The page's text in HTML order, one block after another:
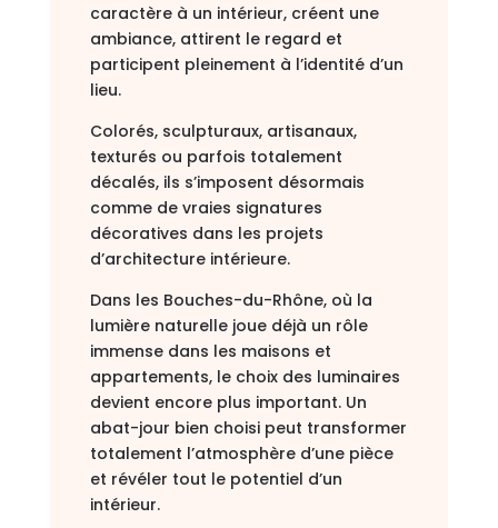
caractère à un intérieur, créent une
ambiance, attirent le regard et
participent pleinement à l’identité d’un
lieu.
Colorés, sculpturaux, artisanaux,
texturés ou parfois totalement
décalés, ils s’imposent désormais
comme de vraies signatures
décoratives dans les projets
d’architecture intérieure.
Dans les Bouches-du-Rhône, où la
lumière naturelle joue déjà un rôle
immense dans les maisons et
appartements, le choix des luminaires
devient encore plus important. Un
abat-jour bien choisi peut transformer
totalement l’atmosphère d’une pièce
et révéler tout le potentiel d’un
intérieur.